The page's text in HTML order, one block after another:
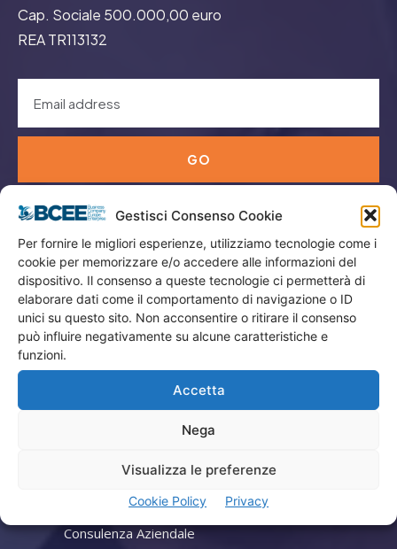
Gestisci Consenso Cookie
Per fornire le migliori esperienze, utilizziamo tecnologie come i
cookie per memorizzare e/o accedere alle informazioni del
dispositivo. Il consenso a queste tecnologie ci permetterà di
elaborare dati come il comportamento di navigazione o ID
unici su questo sito. Non acconsentire o ritirare il consenso
può influire negativamente su alcune caratteristiche e
funzioni.
Accetta
Nega
Visualizza le preferenze
Cookie Policy Privacy
Cap. Sociale 500.000,00 euro
REA TR113132
GO
Menù
Privacy
Termini Utilizzo
Iscrizione Newsletter
Cookie Policy (UE)
Consulenza Aziendale